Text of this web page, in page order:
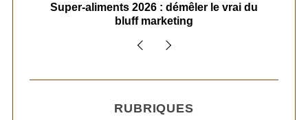
Super-aliments 2026 : démêler le vrai du
bluff marketing
RUBRIQUES